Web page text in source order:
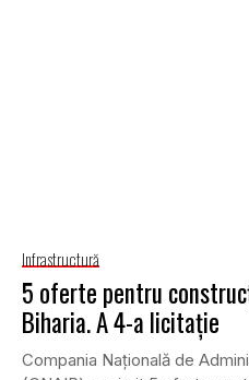
Infrastructură
5 oferte pentru
Biharia. A 4-a licitație
Compania Națională de